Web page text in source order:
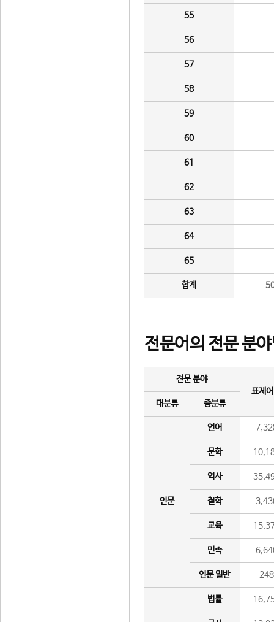
55
56
57
58
59
60
61
62
63
64
65
합계
전문어의 전문 분
전문 분야
표제
대분류
중분류
인문
언어
문학
역사
철학
교육
민속
인문 일반 248
법률